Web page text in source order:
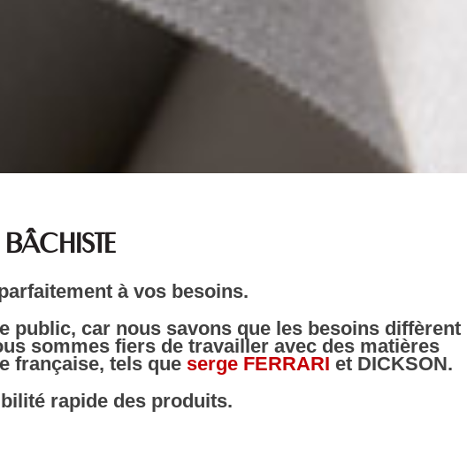
à vos besoins.
public, car nous savons que les besoins diffèrent
sommes fiers de travailler avec des matières
française, tels que serge FERRARI et DICKSON.
rapide des produits.